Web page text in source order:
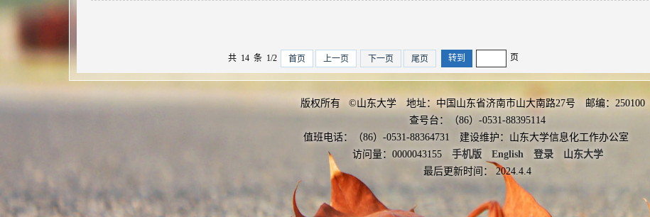
共 14 条 1/2 首页 上一页 下一页 尾页 页
版权所有 ©山东大学 地址：中国山东省济南市山大南路27号 邮编：250100
查号台：（86）-0531-88395114
值班电话：（86）-0531-88364731 建设维护：山东大学信息化工作办公室
访问量： 0000043155 手机版 English 登录
山东大学
最后更新时间： 2024.4.4